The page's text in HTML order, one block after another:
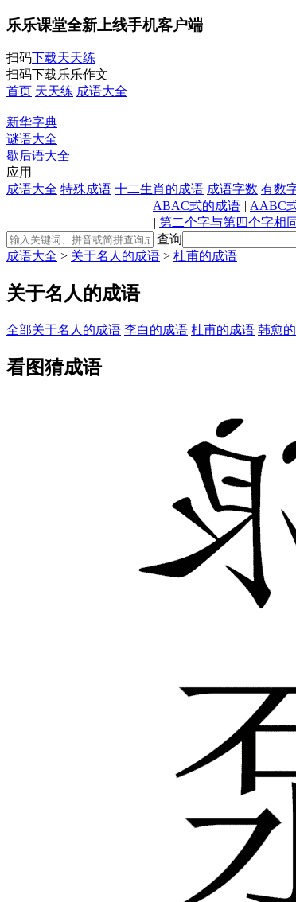
乐乐课堂全新上线手机客户端
扫码下载天天练
扫码下载乐乐作文
首页 天天练 成语大全
新华字典
谜语大全
歇后语大全
应用
成语大全 特殊成语 十二生肖的成语 成语字数 有数
ABAC式的成语 | AABC
| 第二个字与第四个字相
查询
成语大全 > 关于名人的成语 > 杜甫的成语
关于名人的成语
全部关于名人的成语 李白的成语 杜甫的成语 韩愈
看图猜成语